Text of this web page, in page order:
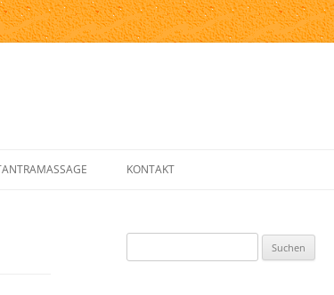
KONTAKT
nach: